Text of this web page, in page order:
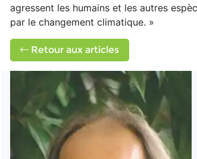
agressent les humains et les autres
par le changement climatique. »
Retour aux articles